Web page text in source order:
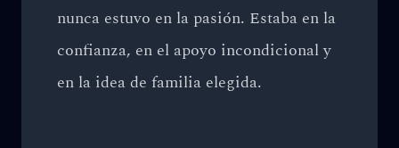
nunca estuvo en la pasión. Estaba en la
confianza, en el apoyo incondicional y
en la idea de familia elegida.